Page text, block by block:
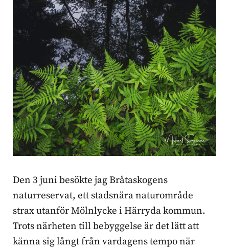
Den 3 juni besökte jag Bråtaskogens
naturreservat, ett stadsnära naturområde
strax utanför Mölnlycke i Härryda kommun.
Trots närheten till bebyggelse är det lätt att
känna sig långt från vardagens tempo när